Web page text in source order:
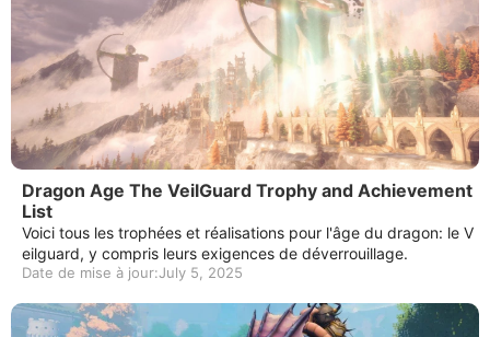
Dragon Age The VeilGuard Trophy and Achievement
List
Voici tous les trophées et réalisations pour l'âge du dragon: le V
eilguard, y compris leurs exigences de déverrouillage.
Date de mise à jour:July 5, 2025